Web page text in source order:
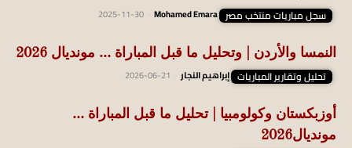
سجل مباريات منتخب مصر Mohamed Emara
2025-11-30
النمسا والأردن | وتحليل ما قبل المباراة … مونديال 2026
تحليل وتقارير المباريات إبراهيم النجار 2026-06-21
أوزبكستان وكولومبيا | تحليل ما قبل المباراة …
مونديال2026